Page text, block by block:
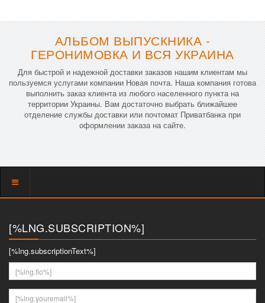
АЛЬБОМ ВЫПУСКНИКА -
ГЕРОНИМОВКА И ВСЯ УКРАИНА
Для быстрой и надежной доставки заказов нашим клиентам мы
пользуемся услугами компании Новая почта. Наша компания готова
выполнить заказ клиента из любого населенного пункта на
территории Украины. Вам достаточно выбрать ближайшее
отделение службы доставки или почтомат Приватбанка при
оформлении заказа на сайте.
Показать
[%LNG.SUBSCRIPTION%]
[%lng.subscriptionText%]
[%lng.fio%]
[%lng.youremail%]